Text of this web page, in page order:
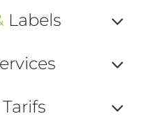
Labels
ou
ou
Tarifs